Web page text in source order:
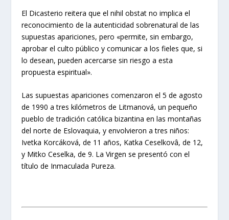
El Dicasterio reitera que el nihil obstat no implica el
reconocimiento de la autenticidad sobrenatural de las
supuestas apariciones, pero «permite, sin embargo,
aprobar el culto público y comunicar a los fieles que, si
lo desean, pueden acercarse sin riesgo a esta
propuesta espiritual».
Las supuestas apariciones comenzaron el 5 de agosto
de 1990 a tres kilómetros de Litmanová, un pequeño
pueblo de tradición católica bizantina en las montañas
del norte de Eslovaquia, y envolvieron a tres niños:
Ivetka Korcáková, de 11 años, Katka Ceselkovâ, de 12,
y Mitko Ceselka, de 9. La Virgen se presentó con el
título de Inmaculada Pureza.